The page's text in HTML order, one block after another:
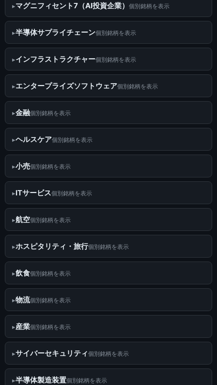
マグニフィセント7（AI投資企業） 個別銘柄を表示
半導体サプライチェーン個別銘柄を表示
インフラストラクチャー個別銘柄を表示
エンタープライズソフトウェア個別銘柄を表示
金融個別銘柄を表示
ヘルスケア個別銘柄を表示
小売個別銘柄を表示
ITサービス個別銘柄を表示
航空個別銘柄を表示
ホスピタリティ・旅行個別銘柄を表示
飲食個別銘柄を表示
物流個別銘柄を表示
産業個別銘柄を表示
サイバーセキュリティ個別銘柄を表示
半導体製造装置個別銘柄を表示